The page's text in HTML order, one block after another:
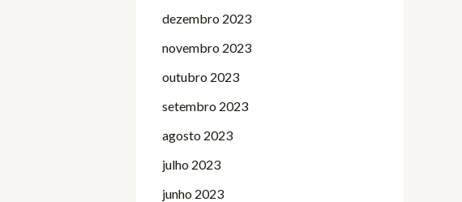
dezembro 2023
novembro 2023
outubro 2023
setembro 2023
agosto 2023
julho 2023
junho 2023